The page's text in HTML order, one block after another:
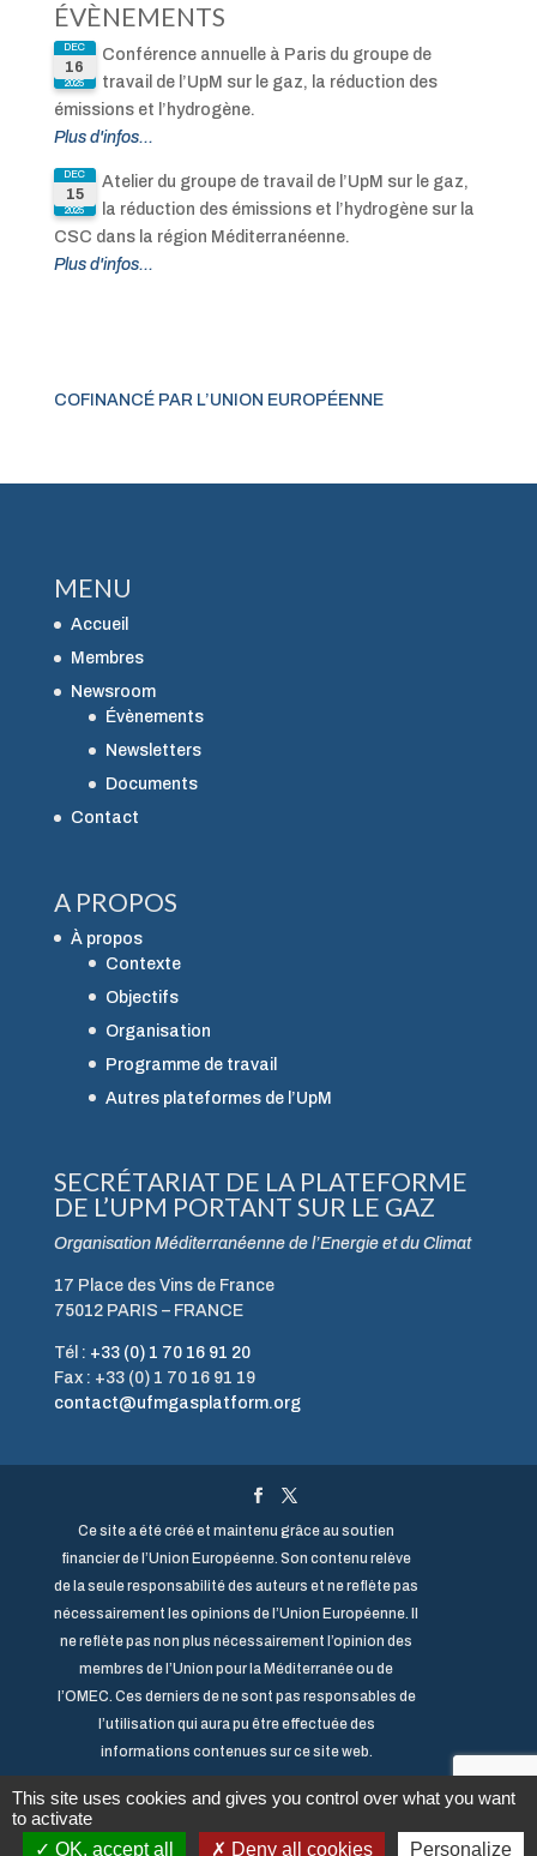
ÉVÈNEMENTS
DEC
16
2025
Conférence annuelle à Paris du groupe de
travail de l’UpM sur le gaz, la réduction des
émissions et l’hydrogène.
Plus d'infos...
DEC
15
2025
Atelier du groupe de travail de l’UpM sur le gaz,
la réduction des émissions et l’hydrogène sur la
CSC dans la région Méditerranéenne.
Plus d'infos...
COFINANCÉ PAR L’UNION EUROPÉENNE
MENU
Accueil
Membres
Newsroom
Évènements
Newsletters
Documents
Contact
A PROPOS
À propos
Contexte
Objectifs
Organisation
Programme de travail
Autres plateformes de l’UpM
SECRÉTARIAT DE LA PLATEFORME
DE L’UPM PORTANT SUR LE GAZ
Organisation Méditerranéenne de l’Energie et du Climat
17 Place des Vins de France
75012 PARIS – FRANCE
Tél : +33 (0) 1 70 16 91 20
Fax : +33 (0) 1 70 16 91 19
contact@ufmgasplatform.org
Ce site a été créé et maintenu grâce au soutien
financier de l’Union Européenne. Son contenu relève
de la seule responsabilité des auteurs et ne reflète pas
nécessairement les opinions de l’Union Européenne. Il
ne reflète pas non plus nécessairement l’opinion des
membres de l’Union pour la Méditerranée ou de
l’OMEC. Ces derniers de ne sont pas responsables de
l’utilisation qui aura pu être effectuée des
informations contenues sur ce site web.
© CopyrightClicOnWeb2018 – Partenaire du portail
Ile de France Activity
Politique de confidentialité
This site uses cookies and gives you control over what you want
to activate
OK, accept all
Deny all cookies Personalize